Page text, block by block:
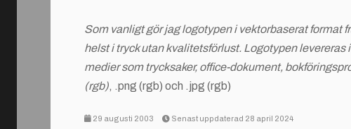
Som vanligt gör jag logotypen i vektorbaserat format
helst i tryck utan kvalitetsförlust. Logotypen
medier som trycksaker, office-dokument,
(rgb), .png (rgb) och .jpg (rgb)
29 augusti 2003 Senast uppdaterad 28 april 2024